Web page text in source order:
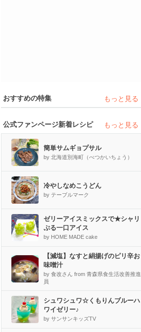
おすすめの特集 もっと見る
公式ファンページ新着レシピ もっと見る
簡単サムギョプサル
by 北海道別海町（べつかいちょう）
冷やしなめこうどん
by テーブルマーク
ゼリーアイスミックスで★シャリ
ぷる一口アイス
by HOME MADE cake
【減塩】なすと絹揚げのピリ辛お
味噌汁
by 食改さん from 青森県食生活改善推進
員
シュワシュワ☆くもりんブルーハ
ワイゼリー♪
by サンサンキッズTV